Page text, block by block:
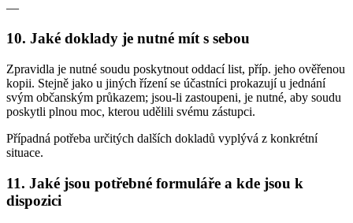
—
10. Jaké doklady je nutné mít s sebou
Zpravidla je nutné soudu poskytnout oddací list, příp. jeho ověřenou
kopii. Stejně jako u jiných řízení se účastníci prokazují u jednání
svým občanským průkazem; jsou-li zastoupeni, je nutné, aby soudu
poskytli plnou moc, kterou udělili svému zástupci.
Případná potřeba určitých dalších dokladů vyplývá z konkrétní
situace.
11. Jaké jsou potřebné formuláře a kde jsou k
dispozici